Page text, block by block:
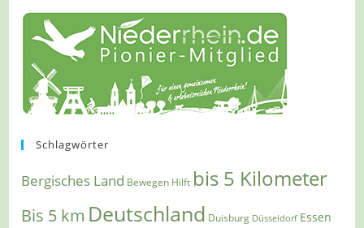
Schlagwörter
Bergisches Land Bewegen Hilft bis 5 Kilometer
Bis 5 km Deutschland Duisburg Düsseldorf Essen